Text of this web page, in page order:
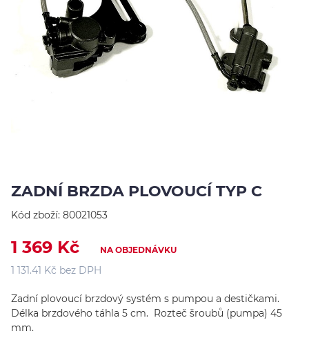
ZADNÍ BRZDA PLOVOUCÍ TYP C
Kód zboží: 80021053
1 369 Kč NA OBJEDNÁVKU
1 131.41 Kč bez DPH
Zadní plovoucí brzdový systém s pumpou a destičkami.
Délka brzdového táhla 5 cm. Rozteč šroubů (pumpa) 45
mm.